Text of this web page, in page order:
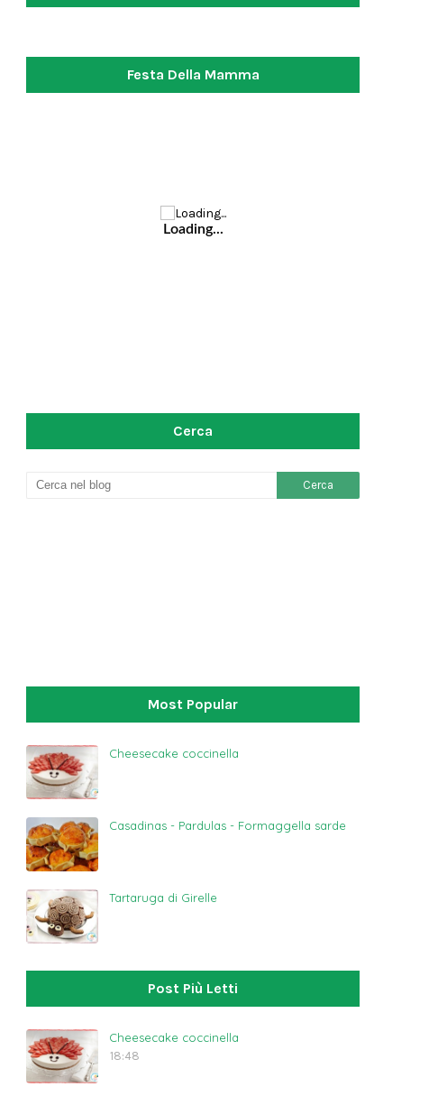
Festa Della Mamma
Loading...
Cerca
Most Popular
Cheesecake coccinella
Casadinas - Pardulas - Formaggella sarde
Tartaruga di Girelle
Post Più Letti
Cheesecake coccinella
18:48